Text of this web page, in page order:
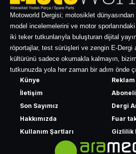
Motoworld Dergisi; motosiklet
model incelemelerini ve motor
iki teker tutkunlarıyla buluşturan dijital
röportajlar, test sürüşleri ve zengin E-
kültürünü sadece okumakla kalmayın,
tutkunuzda yola her zaman bir adım önde
Künye
İletişim
Son Sayımız
Hakkımızda
Kullanım Şartları
Reklam
Dergi
Fuar
Gizlilik